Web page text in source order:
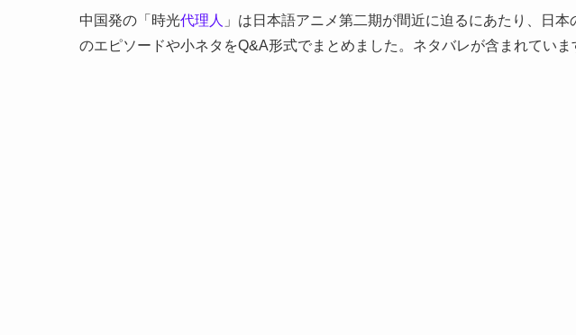
中国発の「時光代理人 」は日本語アニメ第二期が間近に迫るにあたり、日
のエピソードや小ネタをQ&A形式でまとめました。ネタバレが含まれていま